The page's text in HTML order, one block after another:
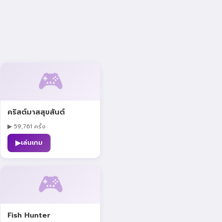
🎮
คริสต์มาสสุขสันต์
▶ 59,761 ครั้ง
▶เล่นเกม
🎮
Fish Hunter